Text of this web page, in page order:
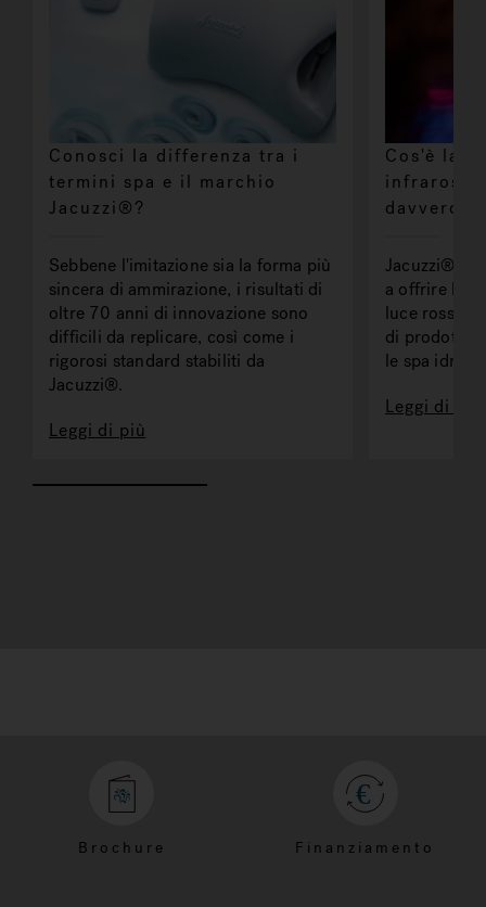
Conosci la differenza tra i
termini spa e il marchio
Jacuzzi®?
Sebbene l'imitazione sia la forma più
sincera di ammirazione, i risultati di
oltre 70 anni di innovazione sono
difficili da replicare, così come i
rigorosi standard stabiliti da
Jacuzzi®.
Leggi di più
Cos'è la
infrarossi
davvero?
Jacuzzi® è
a offrire la
luce rossa
di prodotti
le spa
Leggi di più
Brochure Finanziamento